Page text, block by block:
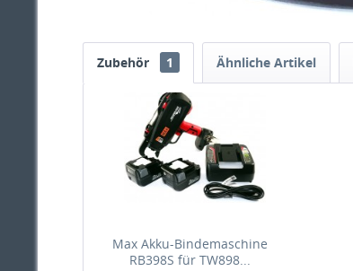
Zubehör 1 Ähnliche Artikel
Max Akku-Bindemaschine
RB398S für TW898...